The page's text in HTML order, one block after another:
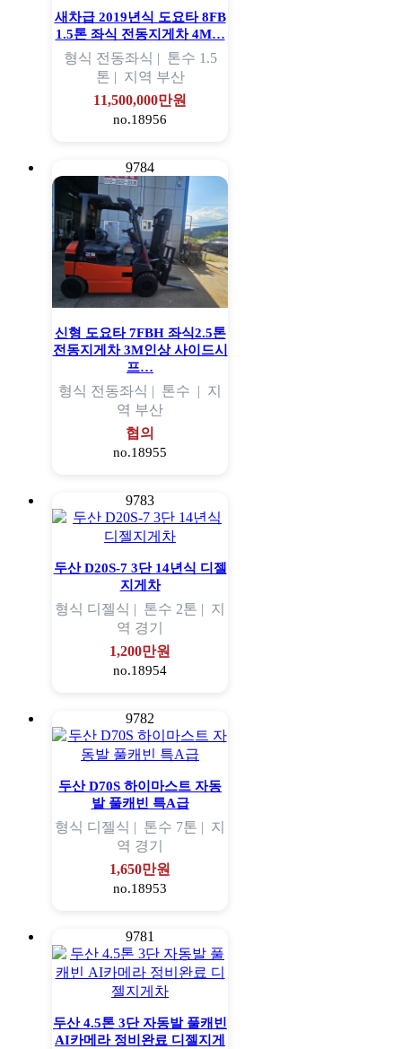
새차급 2019년식 도요타 8FB
1.5톤 좌식 전동지게차 4M…
형식 전동좌식 | 톤수 1.5
톤 | 지역 부산
11,500,000만원
no.18956
9784
신형 도요타 7FBH 좌식2.5톤
전동지게차 3M인상 사이드시
프…
형식 전동좌식 | 톤수 | 지
역 부산
협의
no.18955
9783
두산 D20S-7 3단 14년식 디젤
지게차
형식 디젤식 | 톤수 2톤 | 지
역 경기
1,200만원
no.18954
9782
두산 D70S 하이마스트 자동
발 풀캐빈 특A급
형식 디젤식 | 톤수 7톤 | 지
역 경기
1,650만원
no.18953
9781
두산 4.5톤 3단 자동발 풀캐빈
AI카메라 정비완료 디젤지게